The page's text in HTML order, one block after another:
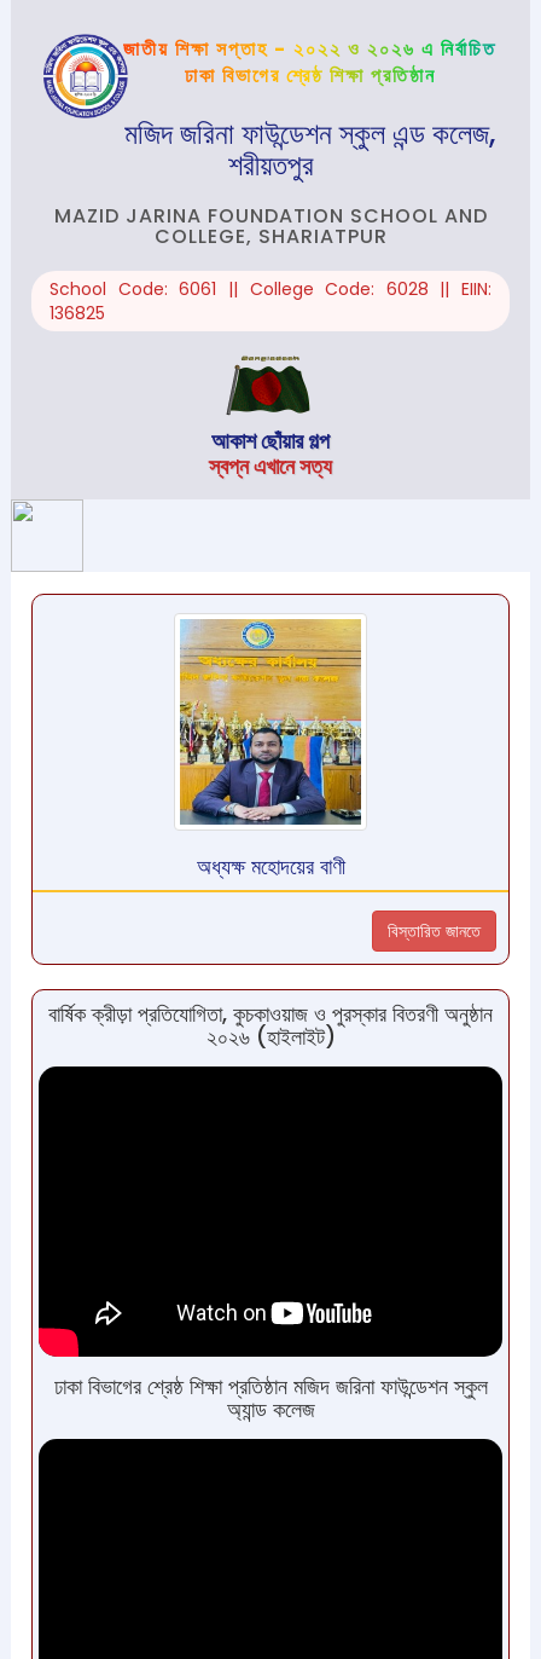
জাতীয় শিক্ষা সপ্তাহ - ২০২২ ও ২০২৬ এ নির্বাচিত
ঢাকা বিভাগের শ্রেষ্ঠ শিক্ষা প্রতিষ্ঠান
মজিদ জরিনা ফাউন্ডেশন স্কুল এন্ড কলেজ,
শরীয়তপুর
MAZID JARINA FOUNDATION SCHOOL AND
COLLEGE, SHARIATPUR
School Code: 6061 || College Code: 6028 || EIIN:
136825
আকাশ ছোঁয়ার গল্প
স্বপ্ন এখানে সত্য
অধ্যক্ষ মহোদয়ের বাণী
বিস্তারিত জানতে
বার্ষিক ক্রীড়া প্রতিযোগিতা, কুচকাওয়াজ ও পুরস্কার বিতরণী অনুষ্ঠান
২০২৬ (হাইলাইট)
ঢাকা বিভাগের শ্রেষ্ঠ শিক্ষা প্রতিষ্ঠান মজিদ জরিনা ফাউন্ডেশন স্কুল
অ্যান্ড কলেজ